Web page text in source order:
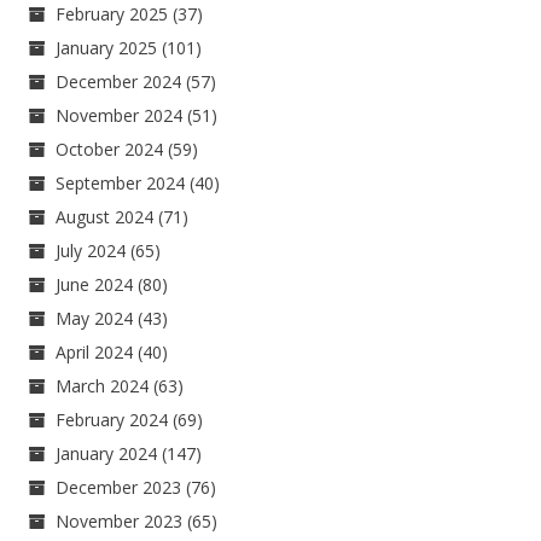
February 2025 (37)
January 2025 (101)
December 2024 (57)
November 2024 (51)
October 2024 (59)
September 2024 (40)
August 2024 (71)
July 2024 (65)
June 2024 (80)
May 2024 (43)
April 2024 (40)
March 2024 (63)
February 2024 (69)
January 2024 (147)
December 2023 (76)
November 2023 (65)